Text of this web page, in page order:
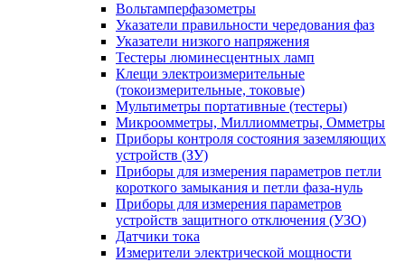
Вольтамперфазометры
Указатели правильности чередования фаз
Указатели низкого напряжения
Тестеры люминесцентных ламп
Клещи электроизмерительные
(токоизмерительные, токовые)
Мультиметры портативные (тестеры)
Микроомметры, Миллиомметры, Омметры
Приборы контроля состояния заземляющих
устройств (ЗУ)
Приборы для измерения параметров петли
короткого замыкания и петли фаза-нуль
Приборы для измерения параметров
устройств защитного отключения (УЗО)
Датчики тока
Измерители электрической мощности